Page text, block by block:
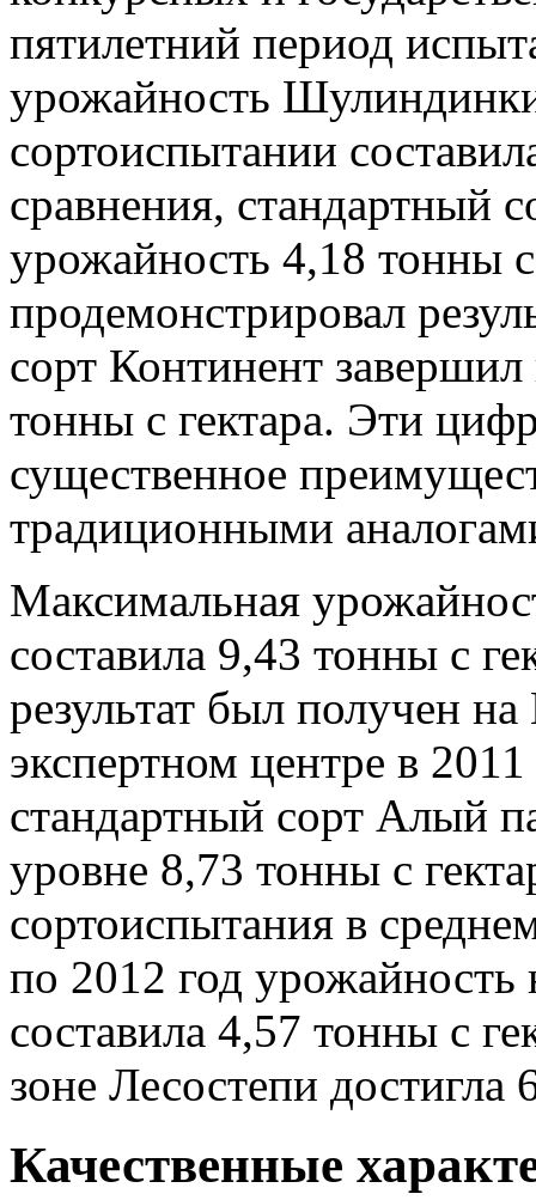
пятилетний период
урожайность
сортоиспытании
сравнения, стандартный
урожайность 4,18 тонны
продемонстрировал
сорт Континент
тонны с гектара. Эти
существенное
традиционными
Максимальная
составила 9,43 тонны с
результат был получен
экспертном центре в
стандартный сорт Алый
уровне 8,73 тонны с
сортоиспытания в
по 2012 год урожайность
составила 4,57 тонны с
зоне Лесостепи достигла
Качественные